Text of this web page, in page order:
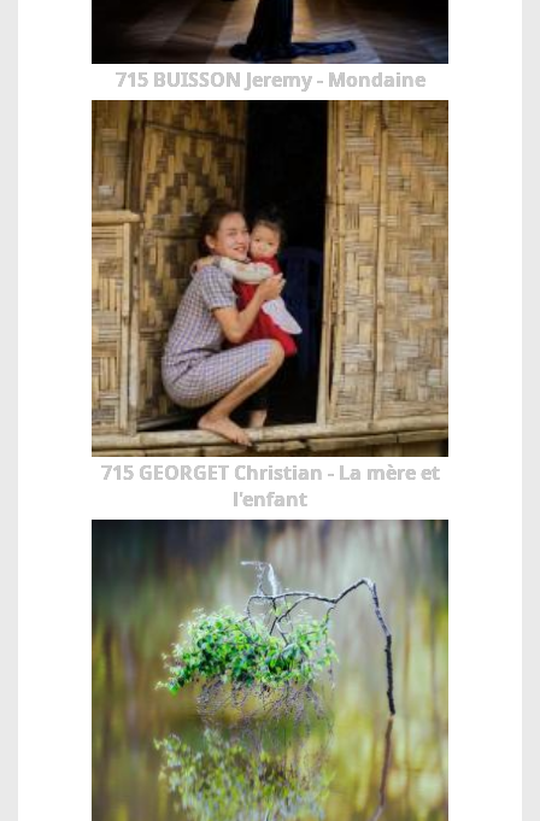
715 BUISSON Jeremy - Mondaine
715 GEORGET Christian - La mère et
l'enfant